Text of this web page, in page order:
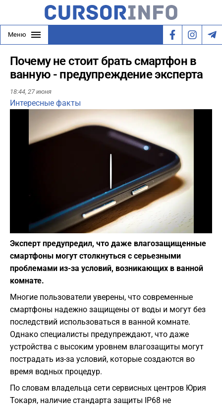
Меню
Почему не стоит брать смартфон в
ванную - предупреждение эксперта
18:44, 27 июня
Интересные факты
Фото: pixabay.com
Эксперт предупредил, что даже влагозащищенные
смартфоны могут столкнуться с серьезными
проблемами из-за условий, возникающих в ванной
комнате.
Многие пользователи уверены, что современные
смартфоны надежно защищены от воды и могут без
последствий использоваться в ванной комнате.
Однако специалисты предупреждают, что даже
устройства с высоким уровнем влагозащиты могут
пострадать из-за условий, которые создаются во
время водных процедур.
По словам владельца сети сервисных центров Юрия
Токаря, наличие стандарта защиты IP68 не